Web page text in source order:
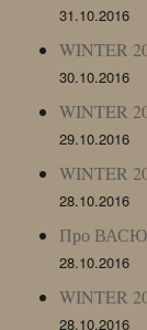
31.10.2016
WINTER
30.10.2016
WINTER
29.10.2016
WINTER
28.10.2016
Про ВАСЮ
28.10.2016
WINTER
28.10.2016